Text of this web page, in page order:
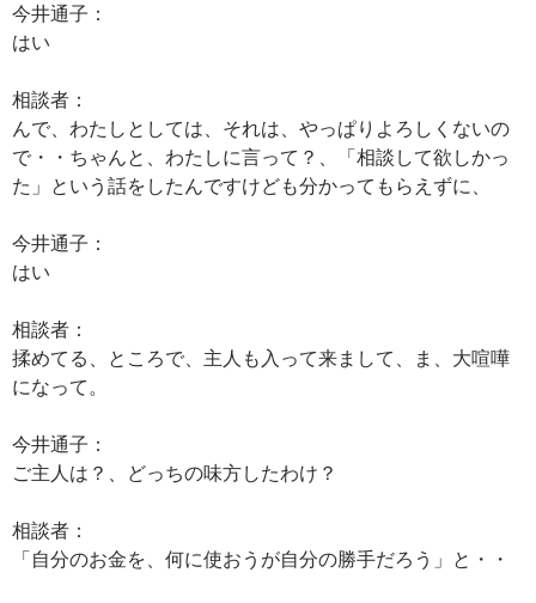
今井通子：
はい
相談者：
んで、わたしとしては、それは、やっぱりよろしくないの
で・・ちゃんと、わたしに言って？、「相談して欲しかっ
た」という話をしたんですけども分かってもらえずに、
今井通子：
はい
相談者：
揉めてる、ところで、主人も入って来まして、ま、大喧嘩
になって。
今井通子：
ご主人は？、どっちの味方したわけ？
相談者：
「自分のお金を、何に使おうが自分の勝手だろう」と・・